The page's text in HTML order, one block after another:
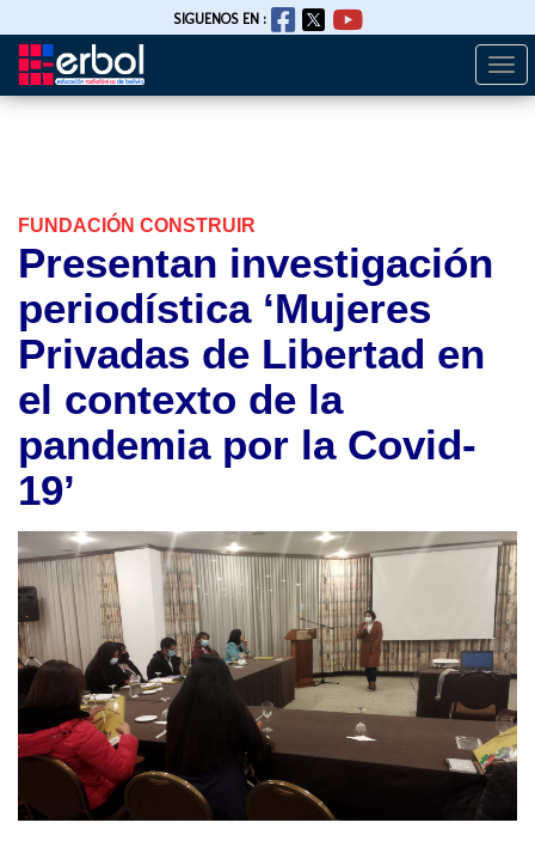
Pasar
SIGUENOS EN :
FUNDACIÓN CONSTRUIR
Presentan investigación
periodística ‘Mujeres
Privadas de Libertad en
el contexto de la
pandemia por la Covid-
19’